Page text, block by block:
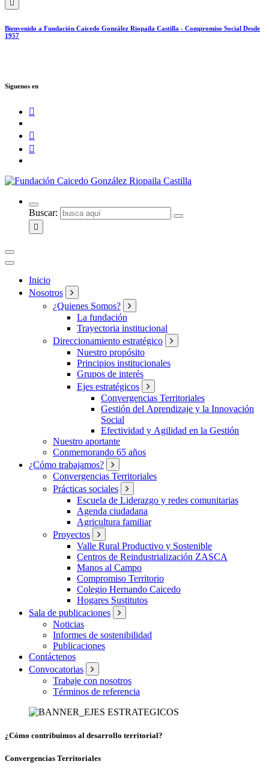
Bienvenido a Fundación Caicedo González Riopaila Castilla - Compromiso Social Desde
1957
Síguenos en
Compromiso Social Desde 1957
Buscar:
Inicio
Nosotros
¿Quienes Somos?
La fundación
Trayectoria institucional
Direccionamiento estratégico
Nuestro propósito
Principios institucionales
Grupos de interés
Ejes estratégicos
Convergencias Territoriales
Gestión del Aprendizaje y la Innovación
Social
Efectividad y Agilidad en la Gestión
Nuestro aportante
Conmemorando 65 años
¿Cómo trabajamos?
Convergencias Territoriales
Prácticas sociales
Escuela de Liderazgo y redes comunitarias
Agenda ciudadana
Agricultura familiar
Proyectos
Valle Rural Productivo y Sostenible
Centros de Reindustrialización ZASCA
Manos al Campo
Compromiso Territorio
Colegio Hernando Caicedo
Hogares Sustitutos
Sala de publicaciones
Noticias
Informes de sostenibilidad
Publicaciones
Contáctenos
Convocatorias
Trabaje con nosotros
Términos de referencia
¿Cómo contribuimos al desarrollo territorial?
Convergencias Territoriales